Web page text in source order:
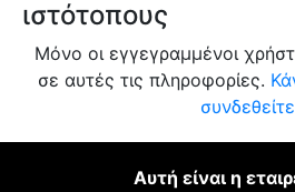
ιστότοπους
Μόνο οι εγγεγραμμένοι
σε αυτές τις πληροφορίες.
Αυτή είναι η